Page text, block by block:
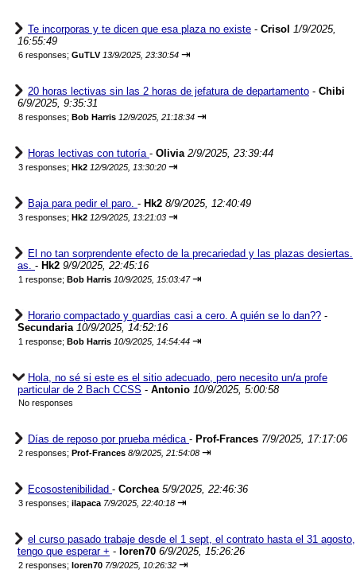
Te incorporas y te dicen que esa plaza no existe - Crisol 1/9/2025,
16:55:49
6 responses; GuTLV 13/9/2025, 23:30:54 ⇥
20 horas lectivas sin las 2 horas de jefatura de departamento - Chibi
6/9/2025, 9:35:31
8 responses; Bob Harris 12/9/2025, 21:18:34 ⇥
Horas lectivas con tutoría - Olivia 2/9/2025, 23:39:44
3 responses; Hk2 12/9/2025, 13:30:20 ⇥
Baja para pedir el paro. - Hk2 8/9/2025, 12:40:49
3 responses; Hk2 12/9/2025, 13:21:03 ⇥
El no tan sorprendente efecto de la precariedad y las plazas desiertas.
as. - Hk2 9/9/2025, 22:45:16
1 response; Bob Harris 10/9/2025, 15:03:47 ⇥
Horario compactado y guardias casi a cero. A quién se lo dan?? -
Secundaria 10/9/2025, 14:52:16
1 response; Bob Harris 10/9/2025, 14:54:44 ⇥
Hola, no sé si este es el sitio adecuado, pero necesito un/a profe
particular de 2 Bach CCSS - Antonio 10/9/2025, 5:00:58
No responses
Días de reposo por prueba médica - Prof-Frances 7/9/2025, 17:17:06
2 responses; Prof-Frances 8/9/2025, 21:54:08 ⇥
Ecosostenibilidad - Corchea 5/9/2025, 22:46:36
3 responses; ilapaca 7/9/2025, 22:40:18 ⇥
el curso pasado trabaje desde el 1 sept, el contrato hasta el 31 agosto,
tengo que esperar + - loren70 6/9/2025, 15:26:26
2 responses; loren70 7/9/2025, 10:26:32 ⇥